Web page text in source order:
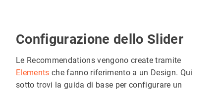
Configurazione dello Slider
Le Recommendations vengono create tramite
Elements che fanno riferimento a un Design. Qui
sotto trovi la guida di base per configurare un